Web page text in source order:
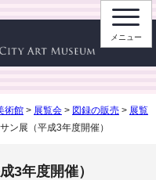
メニュー
術館 > 展覧会 > 図録の販売 > 展覧
ン展（平成3年度開催）
3年度開催）